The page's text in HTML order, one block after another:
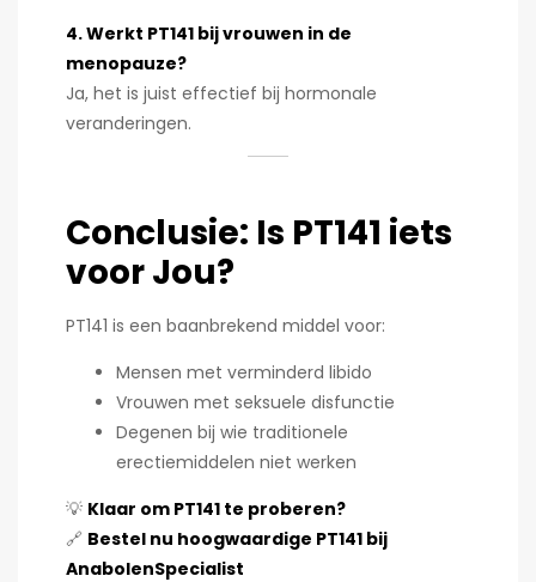
4. Werkt PT141 bij vrouwen in de
menopauze?
Ja, het is juist effectief bij hormonale
veranderingen.
Conclusie: Is PT141 iets
voor Jou?
PT141 is een baanbrekend middel voor:
Mensen met verminderd libido
Vrouwen met seksuele disfunctie
Degenen bij wie traditionele
erectiemiddelen niet werken
💡 Klaar om PT141 te proberen?
🔗 Bestel nu hoogwaardige PT141 bij
AnabolenSpecialist